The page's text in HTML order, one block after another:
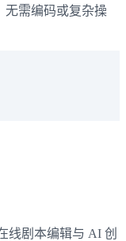
无需编码或复杂操
线剧本编辑与 AI 创